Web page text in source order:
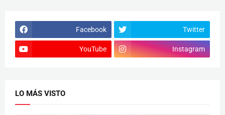
Facebook Twitter
YouTube Instagram
LO MÁS VISTO